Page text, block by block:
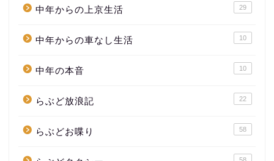
中年からの上京生活 29
中年からの車なし生活 10
中年の本音 10
らぶど放浪記 22
らぶどお喋り 58